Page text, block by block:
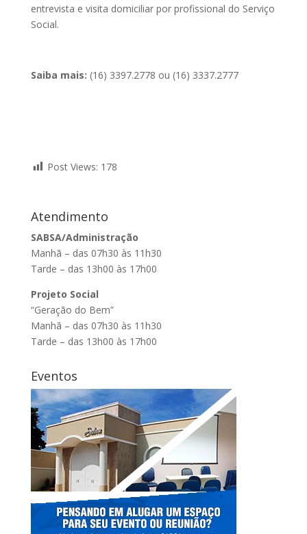
entrevista e visita domiciliar por profissional do Serviço
Social.
Saiba mais: (16) 3397.2778 ou (16) 3337.2777
Post Views: 178
Atendimento
SABSA/Administração
Manhã – das 07h30 às 11h30
Tarde – das 13h00 às 17h00
Projeto Social
“Geração do Bem”
Manhã – das 07h30 às 11h30
Tarde – das 13h00 às 17h00
Eventos